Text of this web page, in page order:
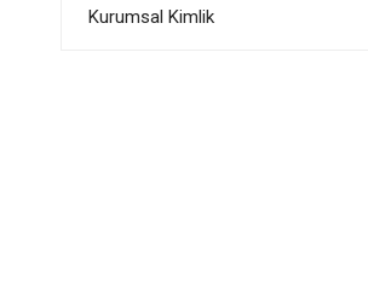
Kurumsal Kimlik